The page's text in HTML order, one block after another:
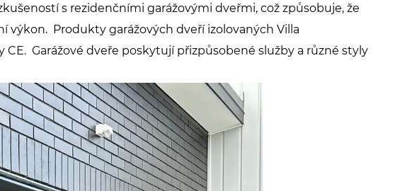
s rezidenčními garážovými dveřmi, což způsobuje, že
výkon. Produkty garážových dveří izolovaných Villa
Garážové dveře poskytují přizpůsobené služby a různé styly